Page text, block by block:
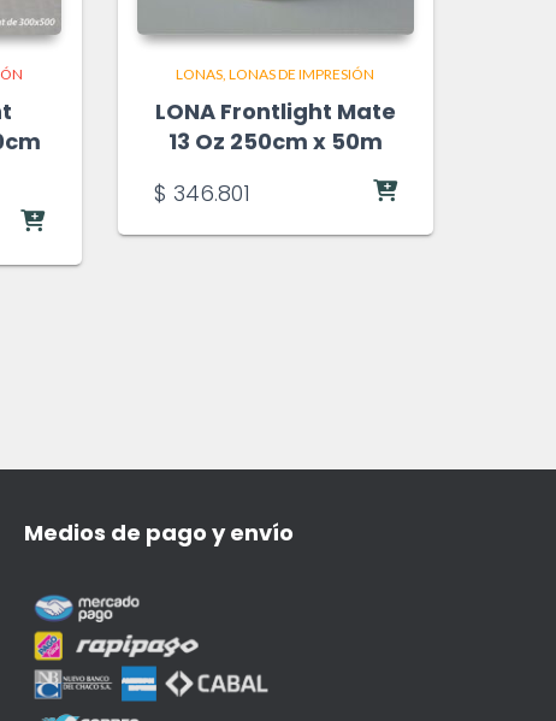
LONAS LONAS DE IMPRESIÓN
LONA Frontlight Mate
13 Oz 250cm x 50m
$ 346.801
Medios de pago y envío